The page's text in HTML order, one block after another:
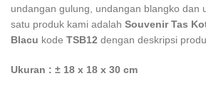
undangan gulung, undangan blangko dan
satu produk kami adalah Souvenir Tas
Blacu kode TSB12 dengan deskripsi
Ukuran : ± 18 x 18 x 30 cm